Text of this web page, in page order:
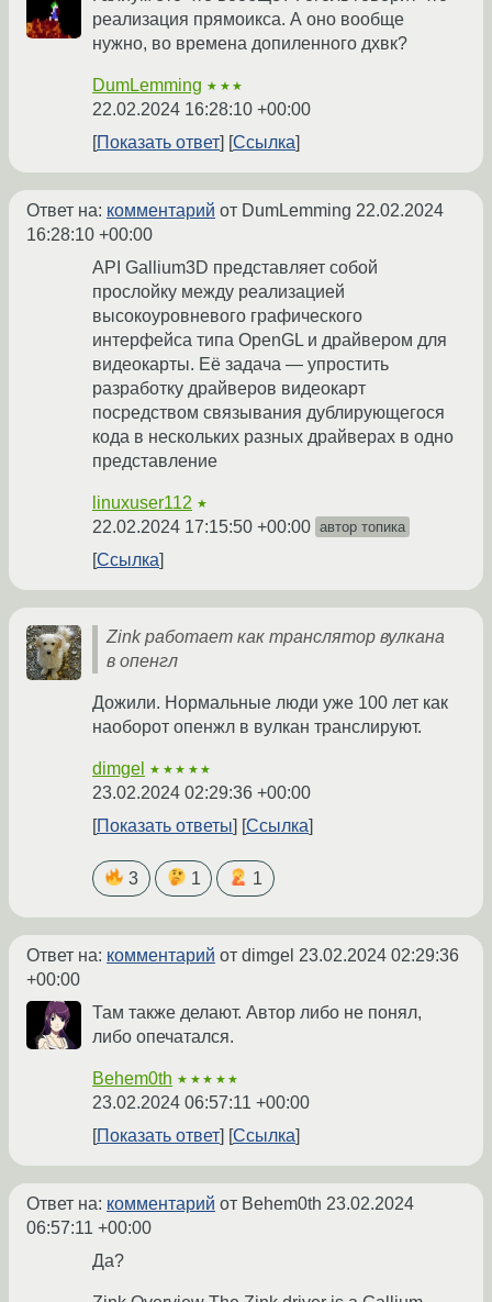
реализация прямоикса. А оно вообще
нужно, во времена допиленного дхвк?
DumLemming ★★★
22.02.2024 16:28:10 +00:00
Показать ответ
Ссылка
Ответ на: комментарий от DumLemming 22.02.2024
16:28:10 +00:00
API Gallium3D представляет собой
прослойку между реализацией
высокоуровневого графического
интерфейса типа OpenGL и драйвером для
видеокарты. Её задача — упростить
разработку драйверов видеокарт
посредством связывания дублирующегося
кода в нескольких разных драйверах в одно
представление
linuxuser112 ★
22.02.2024 17:15:50 +00:00 автор топика
Ссылка
Zink работает как транслятор вулкана
в опенгл
Дожили. Нормальные люди уже 100 лет как
наоборот опенжл в вулкан транслируют.
dimgel ★★★★★
23.02.2024 02:29:36 +00:00
Показать ответы
Ссылка
3 1 1
Ответ на: комментарий от dimgel 23.02.2024 02:29:36
+00:00
Там также делают. Автор либо не понял,
либо опечатался.
Behem0th ★★★★★
23.02.2024 06:57:11 +00:00
Показать ответ
Ссылка
Ответ на: комментарий от Behem0th 23.02.2024
06:57:11 +00:00
Да?